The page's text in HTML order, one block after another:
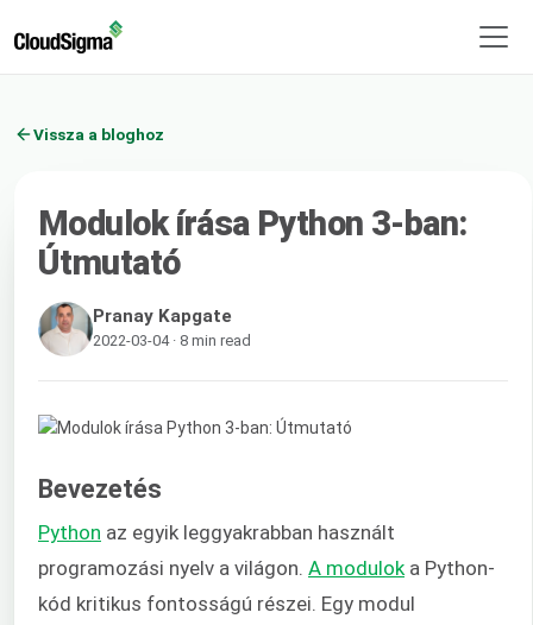
Vissza a bloghoz
Modulok írása Python 3-ban:
Útmutató
Pranay Kapgate
2022-03-04 · 8 min read
Bevezetés
Python az egyik leggyakrabban használt
programozási nyelv a világon. A modulok a Python-
kód kritikus fontosságú részei. Egy modul